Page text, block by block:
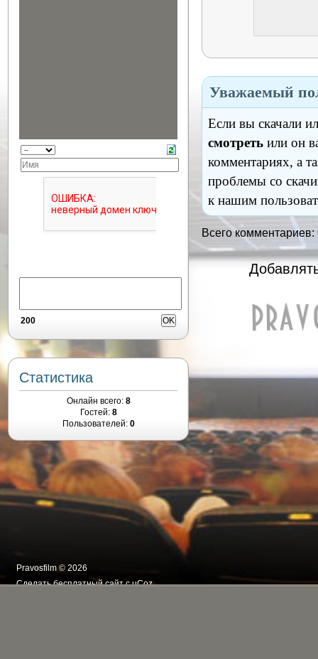
Уважаемый
Если вы скачали
смотреть или он
комментариях, а
проблемы со
к нашим
Всего комментариев:
200
Статистика
Онлайн всего: 8
Гостей: 8
Пользователей: 0
Pravosfilm © 2026
Сделатьбесплатный сайтсuCoz